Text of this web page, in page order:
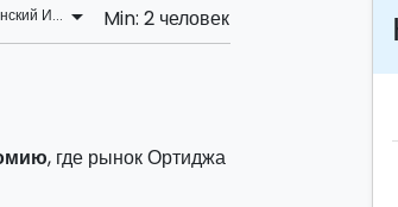
И... arrow_drop_down Min: 2 человек
, где рынок Ортиджа